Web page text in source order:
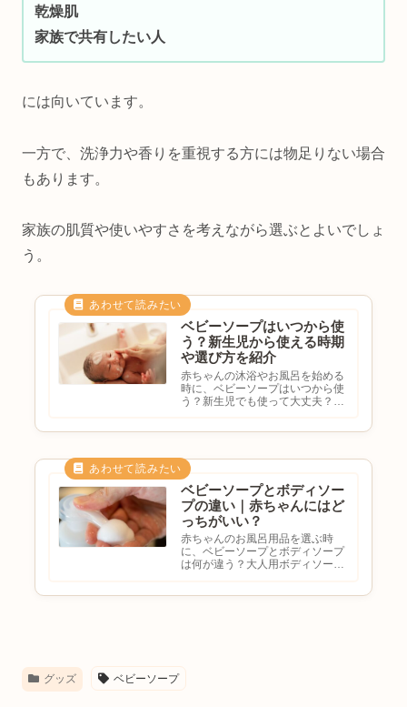
乾燥肌
家族で共有したい人
には向いています。
一方で、洗浄力や香りを重視する方には物足りない場合
もあります。
家族の肌質や使いやすさを考えながら選ぶとよいでしょ
う。
ベビーソープはいつから使
う？新生児から使える時期
や選び方を紹介
赤ちゃんの沐浴やお風呂を始める
時に、ベビーソープはいつから使
う？新生児でも使って大丈夫？大
トなため、肌に合った洗浄料を
選...
ベビーソープとボディソー
プの違い｜赤ちゃんにはど
っちがいい？
赤ちゃんのお風呂用品を選ぶ時
に、ベビーソープとボディソープ
は何が違う？大人用ボディソープ
グッズ ベビーソープ